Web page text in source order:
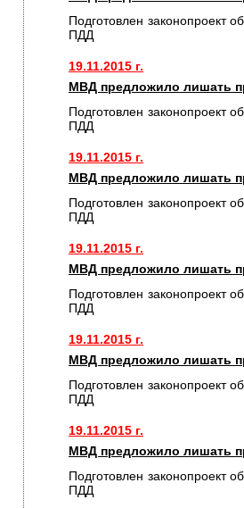
Подготовлен законопроект
ПДД
19.11.2015 г.
МВД предложило лишать
Подготовлен законопроект
ПДД
19.11.2015 г.
МВД предложило лишать
Подготовлен законопроект
ПДД
19.11.2015 г.
МВД предложило лишать
Подготовлен законопроект
ПДД
19.11.2015 г.
МВД предложило лишать
Подготовлен законопроект
ПДД
19.11.2015 г.
МВД предложило лишать
Подготовлен законопроект
ПДД